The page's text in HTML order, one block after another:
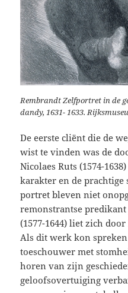
Rembrandt Zelfportret in de
dandy, 1631- 1633.
De eerste cliënt die de
wist te vinden was de
Nicolaes Ruts (1574-
karakter en de
portret bleven niet
remonstrantse
(1577-1644) liet zich
Als dit werk kon
toeschouwer met
horen van zijn
geloofsovertuiging